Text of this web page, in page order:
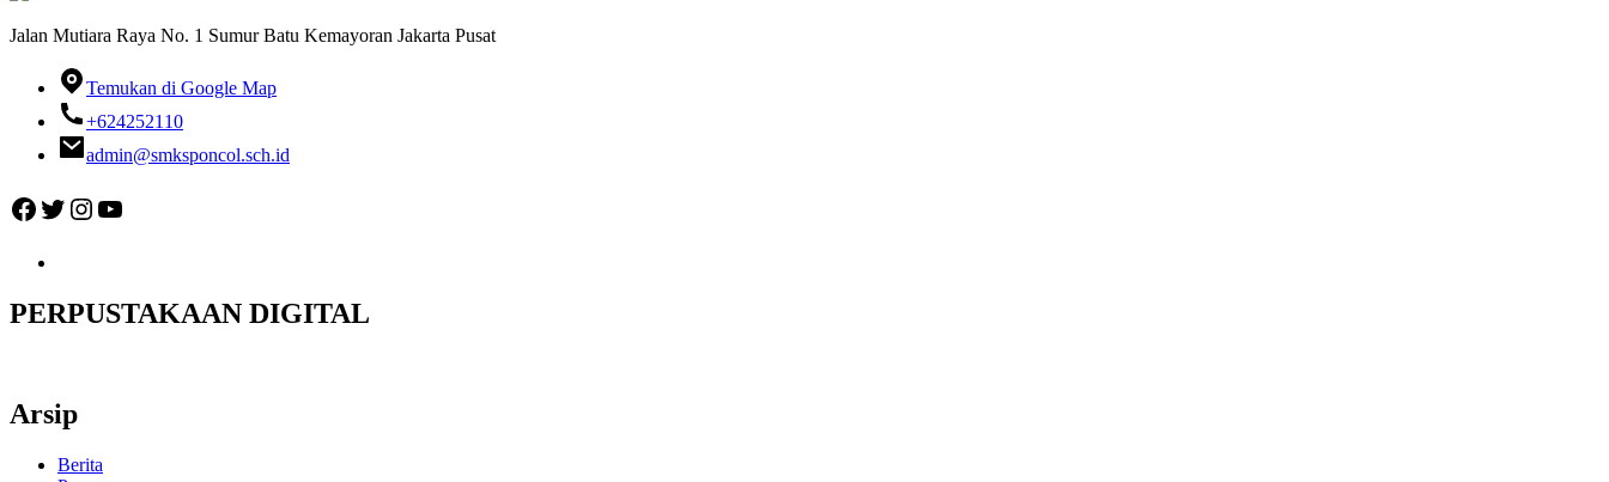
Jalan Mutiara Raya No. 1 Sumur Batu Kemayoran Jakarta Pusat
Temukan di Google Map
+624252110
admin@smksponcol.sch.id
Facebook
Twitter
Instagram
YouTube
PERPUSTAKAAN DIGITAL
Arsip
Berita